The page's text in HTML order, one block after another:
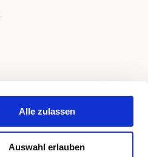
Alle zulassen
Auswahl erlauben